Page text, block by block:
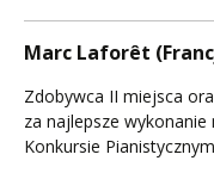
Marc Laforêt
Zdobywca II miejsca
za najlepsze
Konkursie